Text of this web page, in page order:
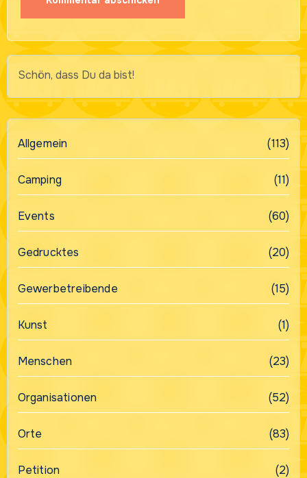
Schön, dass Du da bist!
Allgemein (113)
Camping (11)
Events (60)
Gedrucktes (20)
Gewerbetreibende (15)
Kunst (1)
Menschen (23)
Organisationen (52)
Orte (83)
Petition (2)